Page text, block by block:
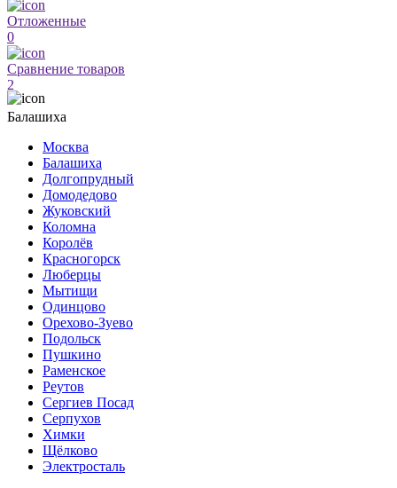
Отложенные
0
Сравнение товаров
2
Балашиха
Москва
Балашиха
Долгопрудный
Домодедово
Жуковский
Коломна
Королёв
Красногорск
Люберцы
Мытищи
Одинцово
Орехово-Зуево
Подольск
Пушкино
Раменское
Реутов
Сергиев Посад
Серпухов
Химки
Щёлково
Электросталь